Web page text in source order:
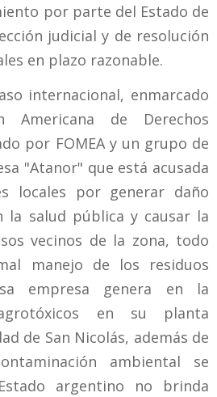
por parte del Estado de
judicial y de resolución
en plazo razonable.
internacional, enmarcado
Americana de Derechos
por FOMEA y un grupo de
"Atanor" que está acusada
locales por generar daño
la salud pública y causar la
vecinos de la zona, todo
manejo de los residuos
empresa genera en la
en su planta
de San Nicolás, además de
ambiental se
argentino no brinda